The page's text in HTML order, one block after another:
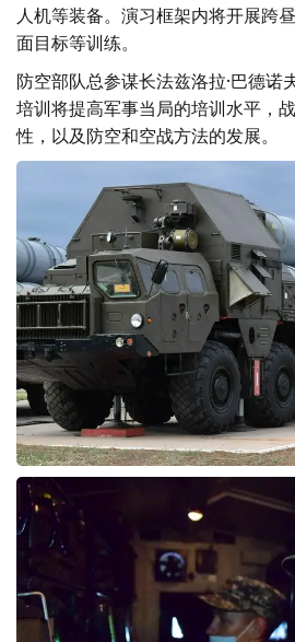
人机等装备。演习框架内将开展跨
面目标等训练。
防空部队总参谋长法兹洛拉·巴德诺
培训将提高军事当局的培训水平，
性，以及防空和空战方法的发展。